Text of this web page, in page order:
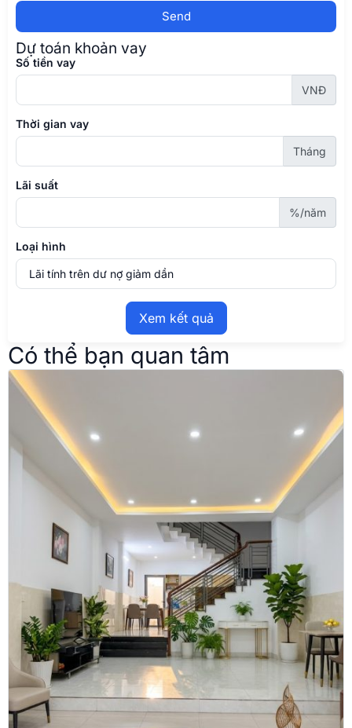
Send
Dự toán khoản vay
Số tiền vay
VNĐ
Thời gian vay
Tháng
Lãi suất
%/năm
Loại hình
Xem kết quả
Có thể bạn quan tâm